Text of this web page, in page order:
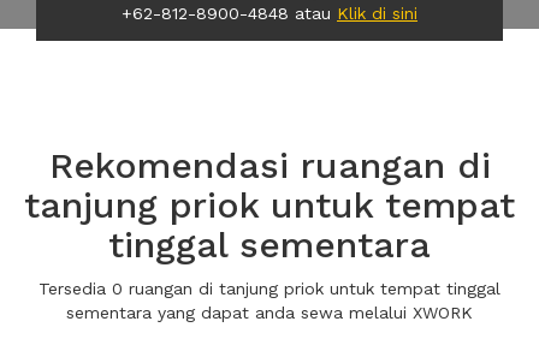
+62-812-8900-4848 atau Klik di sini
Rekomendasi ruangan di
tanjung priok untuk tempat
tinggal sementara
Tersedia 0 ruangan di tanjung priok untuk tempat tinggal
sementara yang dapat anda sewa melalui XWORK